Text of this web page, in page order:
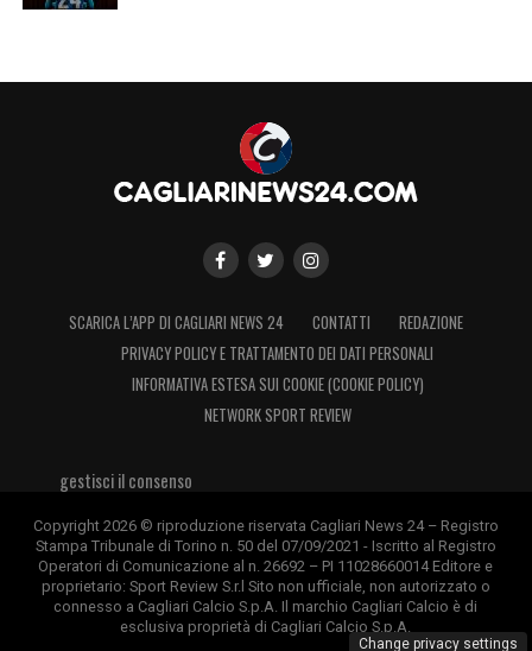
SCARICA L’APP DI CAGLIARI NEWS 24 CONTATTI
REDAZIONE
PRIVACY POLICY E TRATTAMENTO DEI DATI PERSONALI
INFORMATIVA ESTESA SUI COOKIE (COOKIE POLICY)
NETWORK SPORT REVIEW
gestisci il consenso
Copyright 2026 © riproduzione riservata Cagliari News 24 – Registro
Stampa Tribunale di Torino n. 50 del 07/09/2021 - Iscritto al Registro
Operatori di Comunicazione al n. 26692 – PI 11028660014 Editore e
proprietario: Sport Review S.r.l Sito non ufficiale, non autorizzato o
connesso a Cagliari Calcio S.p.A. Il marchio Cagliari Calcio è di
esclusiva proprietà di Cagliari Calcio S.p.A.
Change privacy settings